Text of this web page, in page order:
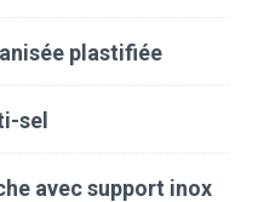
plastifiée
sel
avec support inox